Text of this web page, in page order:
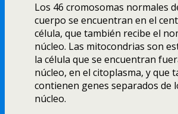
Los 46 cromosomas normales
cuerpo se encuentran en el
célula, que también recibe el
núcleo. Las mitocondrias son
la célula que se encuentran
núcleo, en el citoplasma, y que
contienen genes separados de
núcleo.